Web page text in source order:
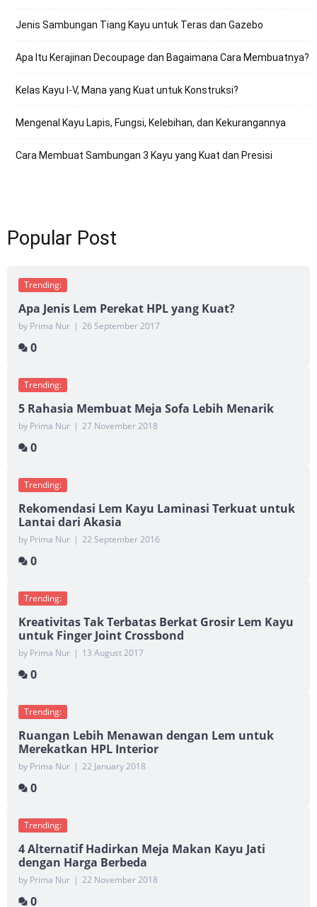
Jenis Sambungan Tiang Kayu untuk Teras dan Gazebo
Apa Itu Kerajinan Decoupage dan Bagaimana Cara Membuatnya?
Kelas Kayu I-V, Mana yang Kuat untuk Konstruksi?
Mengenal Kayu Lapis, Fungsi, Kelebihan, dan Kekurangannya
Cara Membuat Sambungan 3 Kayu yang Kuat dan Presisi
Popular Post
Trending:
Apa Jenis Lem Perekat HPL yang Kuat?
by Prima Nur | 26 September 2017
0
Trending:
5 Rahasia Membuat Meja Sofa Lebih Menarik
by Prima Nur | 27 November 2018
0
Trending:
Rekomendasi Lem Kayu Laminasi Terkuat untuk
Lantai dari Akasia
by Prima Nur | 22 September 2016
0
Trending:
Kreativitas Tak Terbatas Berkat Grosir Lem Kayu
untuk Finger Joint Crossbond
by Prima Nur | 13 August 2017
0
Trending:
Ruangan Lebih Menawan dengan Lem untuk
Merekatkan HPL Interior
by Prima Nur | 22 January 2018
0
Trending:
4 Alternatif Hadirkan Meja Makan Kayu Jati
dengan Harga Berbeda
by Prima Nur | 22 November 2018
0